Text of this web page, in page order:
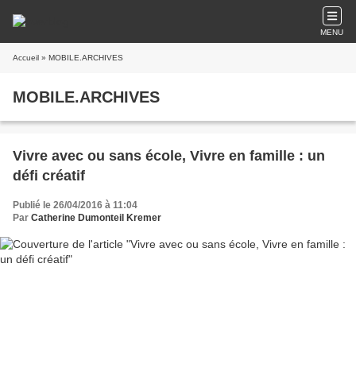
MENU
Accueil » MOBILE.ARCHIVES
MOBILE.ARCHIVES
Vivre avec ou sans école, Vivre en famille : un
défi créatif
Publié le 26/04/2016 à 11:04
Par Catherine Dumonteil Kremer